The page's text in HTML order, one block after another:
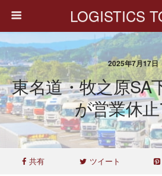
LOGISTICS
2025年7月17日
東名道・牧之原SA
が営業休
共有 ツイート